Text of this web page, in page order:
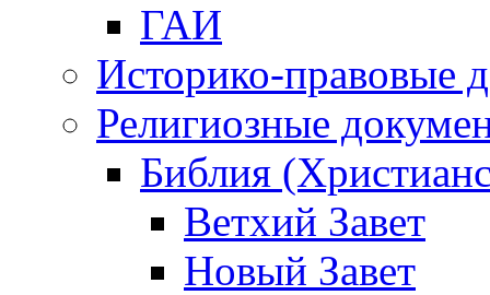
ГАИ
Историко-правовые
Религиозные
Библия
Ветхий Завет
Новый Завет